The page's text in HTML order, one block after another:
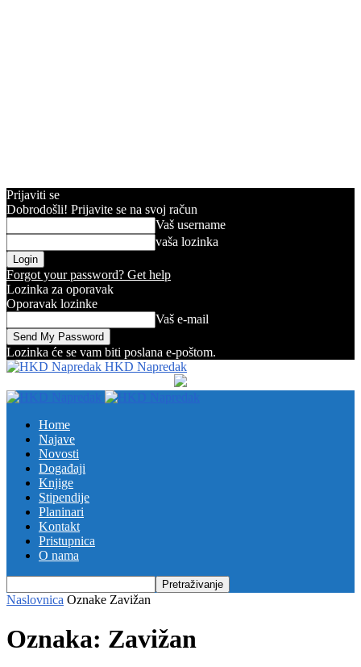
Prijaviti se
Dobrodošli! Prijavite se na svoj račun
Vaš username
vaša lozinka
Forgot your password? Get help
Lozinka za oporavak
Oporavak lozinke
Vaš e-mail
Lozinka će se vam biti poslana e-poštom.
HKD Napredak
Home
Najave
Novosti
Događaji
Knjige
Stipendije
Planinari
Kontakt
Pristupnica
O nama
Naslovnica Oznake Zavižan
Oznaka: Zavižan